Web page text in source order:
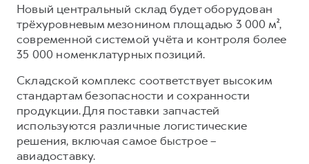
Новый центральный склад будет оборудован
трёхуровневым мезонином площадью 3 000 м²,
современной системой учёта и контроля более
35 000 номенклатурных позиций.
Складской комплекс соответствует высоким
стандартам безопасности и сохранности
продукции. Для поставки запчастей
используются различные логистические
решения, включая самое быстрое –
авиадоставку.